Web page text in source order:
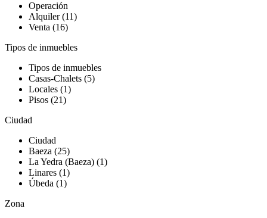
Operación
Alquiler (11)
Venta (16)
Tipos de inmuebles
Tipos de inmuebles
Casas-Chalets (5)
Locales (1)
Pisos (21)
Ciudad
Ciudad
Baeza (25)
La Yedra (Baeza) (1)
Linares (1)
Úbeda (1)
Zona